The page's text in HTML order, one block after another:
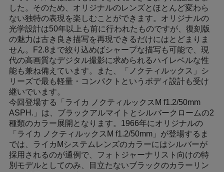
した。そのため、オリジナルのレンズとほとんど変わら
ない独特の表現を楽しむことができます。オリジナルの
光学設計は50年以上も前に行われたものですが、復刻版
の魅力は古き良き描写を再現できるだけにはとどまりま
せん。F2.8まで絞り込めばシャープな描写も可能で、現
代の高画質なデジタル撮影に求められるハイレベルな性
能も兼ね備えています。また、「ノクティルックス」シ
リーズで最も軽量・コンパクトというボディ設計も受け
継いでいます。
今回登場する「ライカ ノクティルックスM f1.2/50mm
ASPH.」は、ブラックアルマイトとシルバークロームの2
種類のカラー展開となります。1966年にオリジナルの
「ライカ ノクティルックスM f1.2/50mm」が登場するま
では、ライカMシステムレンズのカラーにはシルバーが
採用されるのが通例で、フォトジャーナリスト向けの特
別モデルとしてのみ、目立たないブラックのカラーリン